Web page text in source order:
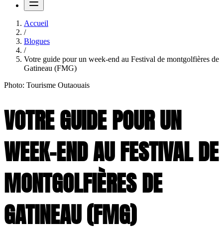
Accueil
/
Blogues
/
Votre guide pour un week-end au Festival de montgolfières de
Gatineau (FMG)
Photo: Tourisme Outaouais
VOTRE GUIDE POUR UN
WEEK-END AU FESTIVAL DE
MONTGOLFIÈRES DE
GATINEAU (FMG)